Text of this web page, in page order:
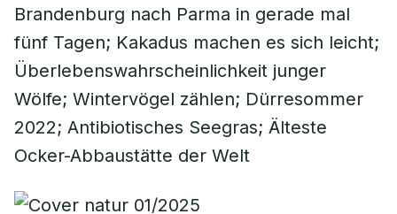
Brandenburg nach Parma in gerade mal
fünf Tagen; Kakadus machen es sich leicht;
Überlebenswahrscheinlichkeit junger
Wölfe; Wintervögel zählen; Dürresommer
2022; Antibiotisches Seegras; Älteste
Ocker-Abbaustätte der Welt